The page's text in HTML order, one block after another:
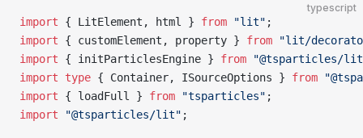
typescript
import { LitElement, html } from "lit" ;
import { customElement, property } from "lit/
import { initParticlesEngine } from "@tsparticles/
import type { Container, ISourceOptions } from
import { loadFull } from "tsparticles" ;
import "@tsparticles/lit" ;